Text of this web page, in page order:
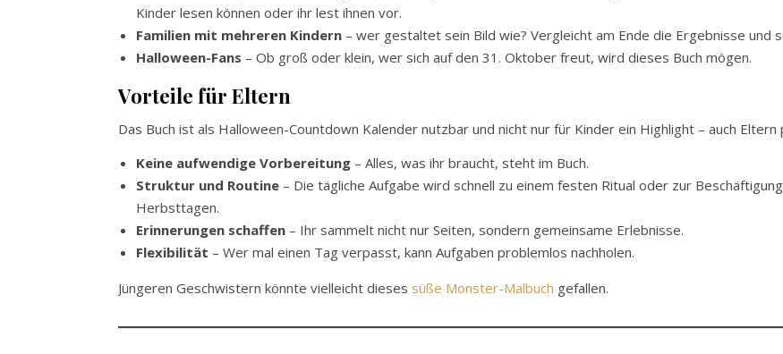
Kinder lesen können oder ihr lest ihnen vor.
Familien mit mehreren Kindern – wer gestaltet sein Bild wie? Vergleicht am Ende die Ergebnisse und
Halloween-Fans – Ob groß oder klein, wer sich auf den 31. Oktober freut, wird dieses Buch mögen.
Vorteile für Eltern
Das Buch ist als Halloween-Countdown Kalender nutzbar und nicht nur für Kinder ein Highlight – auch
Keine aufwendige Vorbereitung – Alles, was ihr braucht, steht im Buch.
Struktur und Routine – Die tägliche Aufgabe wird schnell zu einem festen Ritual oder zur
Herbsttagen.
Erinnerungen schaffen – Ihr sammelt nicht nur Seiten, sondern gemeinsame Erlebnisse.
Flexibilität – Wer mal einen Tag verpasst, kann Aufgaben problemlos nachholen.
Jüngeren Geschwistern könnte vielleicht dieses süße Monster-Malbuch gefallen.